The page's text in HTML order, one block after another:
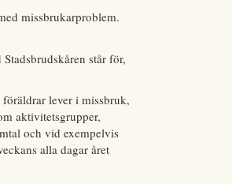
missbrukarproblem.
står för,
lever i missbruk,
aktivitetsgrupper,
och vid exempelvis
alla dagar året